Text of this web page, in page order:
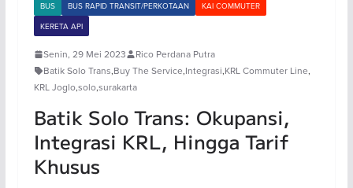
BUS BUS RAPID TRANSIT/PERKOTAAN
KAI COMMUTER
KERETA API
Senin, 29 Mei 2023
Rico Perdana Putra
Batik Solo Trans,Buy The Service,Integrasi,KRL Commuter Line,
KRL Joglo,solo,surakarta
Batik Solo Trans: Okupansi,
Integrasi KRL, Hingga Tarif
Khusus